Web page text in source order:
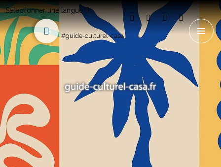
Sélectionner une langue
#guide-culturel-casa